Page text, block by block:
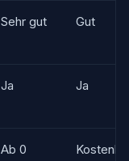
Sehr gut Gut
Ja Ja
Ab 0